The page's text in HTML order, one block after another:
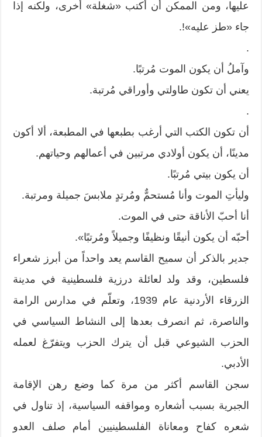
عليها، ومن الممكن أن أكتب «شغلة» أخرى، ولكنه إذا
جاء «طز عليه»!.
.
وآملُ أن يكون الموت مُرتبًا.
يعني أن تكون طاولتي وأوراقي مُرتبة.
.
أن تكون الكتب التي أرغب بطبعها في المطبعة، ألا أكون
مدينًا، أن يكون أولادي مرتبين في أعمالهم وحياتهم.
أن يكون بيتي مُرتبًا.
وليأتِ الموت وأنا مُستحمٌّ ومُرتدٍ ملابسَ جميلة ومرتبة.
أنا أحبّ الأناقة حتى في الموت.
أحبّه أن يكون أنيقًا ونظيفًا وجميلاً ومُرتبًا».
جدير بالذكر أن سميح القاسم يعد واحداً من أبرز شعراء
فلسطين، وقد ولد لعائلة درزية فلسطينية في مدينة
الزرقاء الأردنية عام 1939، وتعلّم في مدارس الرامة
والناصرة، ثم انصرف بعدها إلى النشاط السياسي في
الحزب الشيوعي قبل أن يترك الحزب ويتفرّغ لعمله
الأدبي.
سجن القاسم أكثر من مرة كما وضع رهن الإقامة
الجبرية بسبب أشعاره ومواقفه السياسية، إذ تناول في
شعره كفاح ومعاناة الفلسطينيين أمام صلف العدو